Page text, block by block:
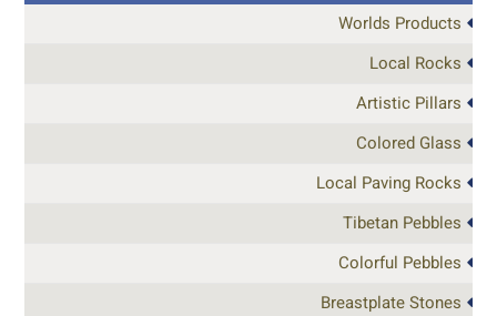
Worlds Products
Local Rocks
Artistic Pillars
Colored Glass
Local Paving Rocks
Tibetan Pebbles
Colorful Pebbles
Breastplate Stones